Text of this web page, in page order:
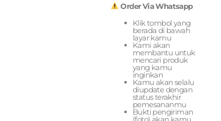
Order Via Whatsapp
Klik tombol yang
berada di bawah
layar kamu
Kami akan
membantu untuk
mencari produk
yang kamu
inginkan
Kamu akan selalu
diupdate dengan
status terakhir
pemesananmu
Bukti pengiriman